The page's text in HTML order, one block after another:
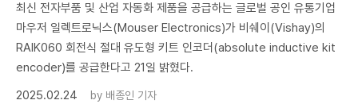
최신 전자부품 및 산업 자동화 제품을 공급하는 글로벌 공인 유통기업
마우저 일렉트로닉스(Mouser Electronics)가 비쉐이(Vishay)의
RAIK060 회전식 절대 유도형 키트 인코더(absolute inductive kit
encoder)를 공급한다고 21일 밝혔다.
2025.02.24
by 배종인 기자